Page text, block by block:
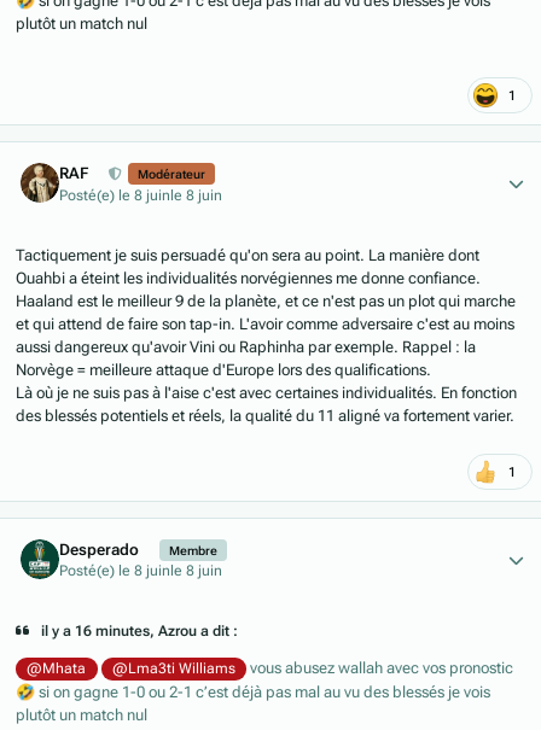
plutôt un match nul
1
RAF Modérateur
Posté(e) le 8 juinle 8 juin
Tactiquement je suis persuadé qu'on sera au point. La manière dont
Ouahbi a éteint les individualités norvégiennes me donne confiance.
Haaland est le meilleur 9 de la planète, et ce n'est pas un plot qui marche
et qui attend de faire son tap-in. L'avoir comme adversaire c'est au moins
aussi dangereux qu'avoir Vini ou Raphinha par exemple. Rappel : la
Norvège = meilleure attaque d'Europe lors des qualifications.
Là où je ne suis pas à l'aise c'est avec certaines individualités. En fonction
des blessés potentiels et réels, la qualité du 11 aligné va fortement varier.
1
Desperado Membre
Posté(e) le 8 juin le 8 juin
il y a 16 minutes, Azrou a dit :
@Mhata @Lma3ti Williams
vous abusez wallah avec vos pronostic
🤣 si on gagne 1-0 ou 2-1 c’est déjà pas mal au vu des blessés je vois
plutôt un match nul